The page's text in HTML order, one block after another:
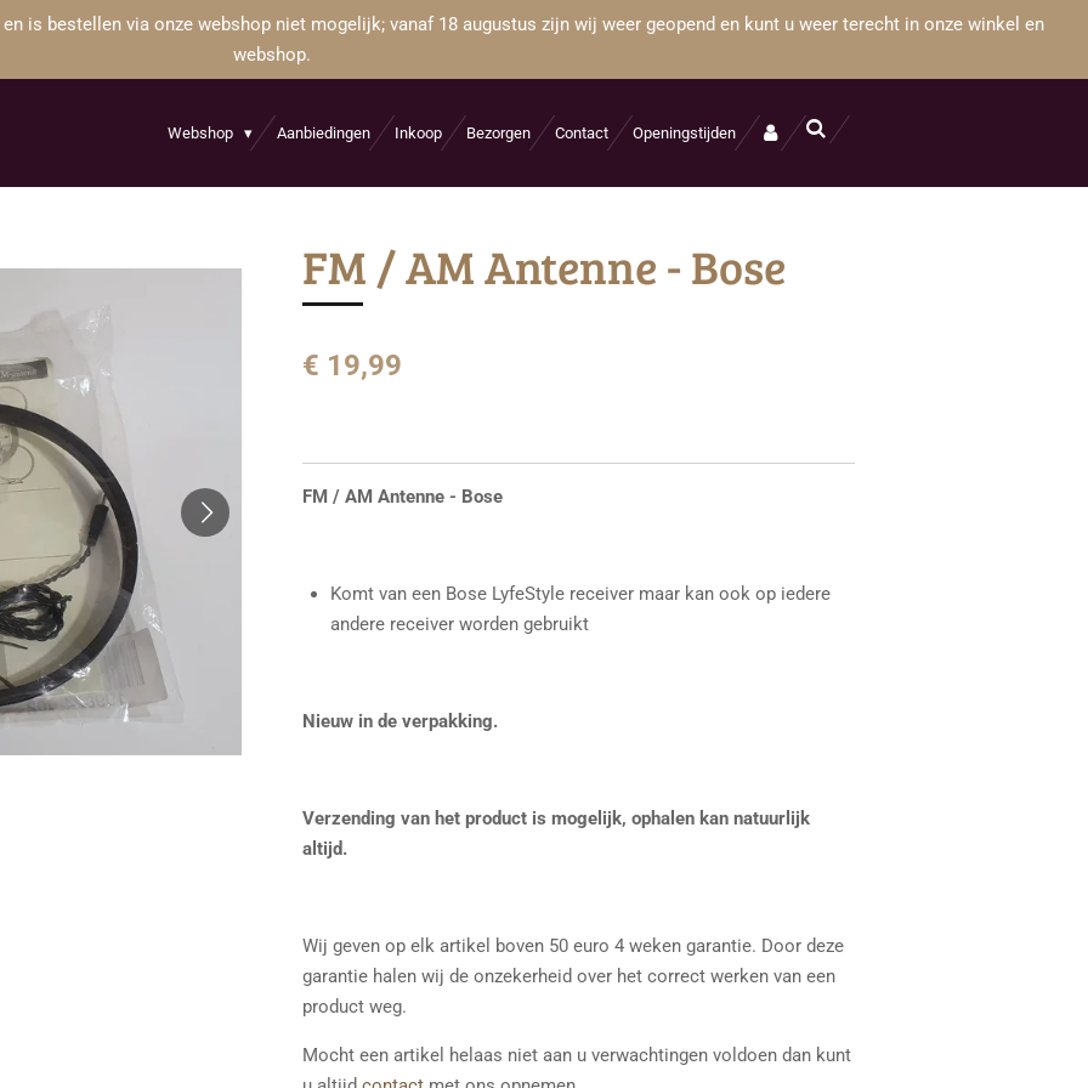
is bestellen via onze webshop niet mogelijk; vanaf 18 augustus zijn wij weer geopend en kunt u weer terecht in onze winkel en
webshop.
Webshop Aanbiedingen Inkoop Bezorgen Contact Openingstijden
FM / AM Antenne - Bose
€ 19,99
FM / AM Antenne - Bose
Komt van een Bose LyfeStyle receiver maar kan ook op iedere
andere receiver worden gebruikt
Nieuw in de verpakking.
Verzending van het product is mogelijk, ophalen kan natuurlijk
altijd.
Wij geven op elk artikel boven 50 euro 4 weken garantie. Door deze
garantie halen wij de onzekerheid over het correct werken van een
product weg.
Mocht een artikel helaas niet aan u verwachtingen voldoen dan kunt